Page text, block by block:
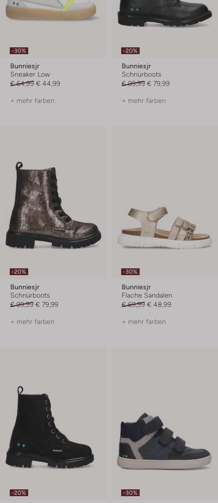
-30%
Bunniesjr
Sneaker Low
€ 64,99 € 44,99
+ mehr farben
-20%
Bunniesjr
Schnürboots
€ 99,99 € 79,99
+ mehr farben
-20%
Bunniesjr
Schnürboots
€ 99,99 € 79,99
+ mehr farben
-30%
Bunniesjr
Flache Sandalen
€ 69,99 € 48,99
+ mehr farben
-20% -30%